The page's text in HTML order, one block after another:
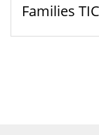
Families